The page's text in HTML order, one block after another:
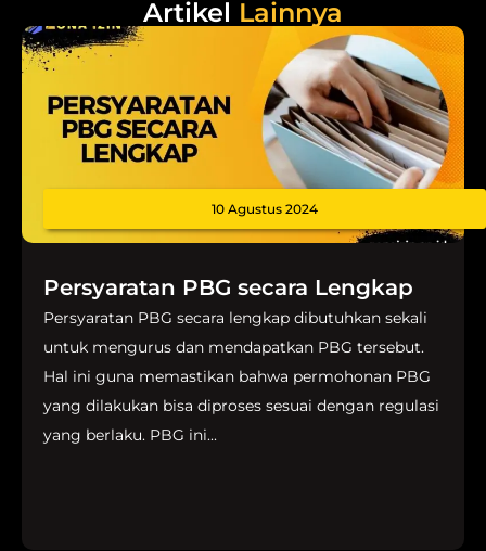
Artikel Lainnya
10 Agustus 2024
Persyaratan PBG secara Lengkap
Persyaratan PBG secara lengkap dibutuhkan sekali
untuk mengurus dan mendapatkan PBG tersebut.
Hal ini guna memastikan bahwa permohonan PBG
yang dilakukan bisa diproses sesuai dengan regulasi
yang berlaku. PBG ini...